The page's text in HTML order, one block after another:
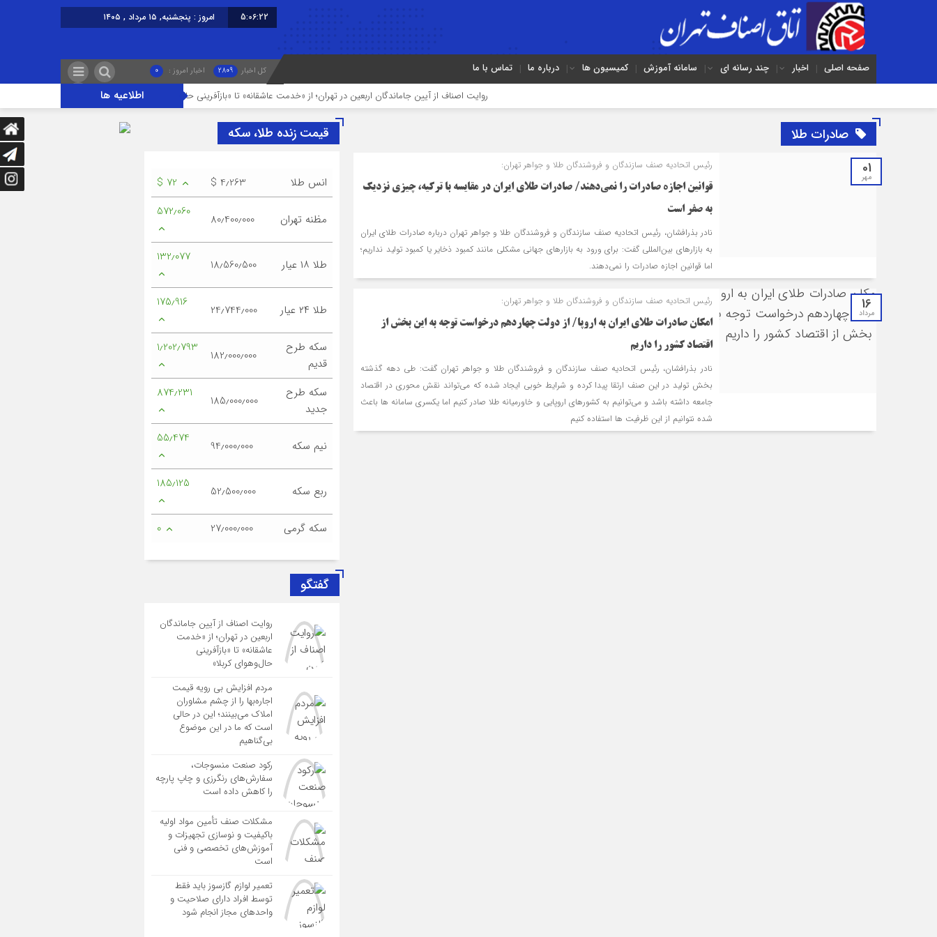
5:06:22 امروز : پنجشنبه, ۱۵ مرداد , ۱۴۰۵
صفحه اصلی اخبار چند رسانه ای سامانه آموزش کمیسیون ها درباره ما تماس با ما کل اخبار 2809 اخبار امروز : 0
اطلاعیه ها روایت اصناف از آیین جاماندگان اربعین در تهران؛ از «خدمت عاشقانه» تا «بازآفرینی حال‌وهوای کربلا» نوسازی صنعت، ارتقای کیفیت و
صادرات طلا
01
مهر
رئیس اتحادیه صنف سازندگان و فروشندگان طلا و جواهر تهران:
قوانین اجازه صادرات را نمی‌دهند/ صادرات طلای ایران در مقایسه با ترکیه، چیزی نزدیک
به صفر است
نادر بذرافشان، رئیس اتحادیه صنف سازندگان و فروشندگان طلا و جواهر تهران درباره صادرات طلای ایران
به بازارهای بین‌المللی گفت: برای ورود به بازارهای جهانی مشکلی مانند کمبود ذخایر یا کمبود تولید نداریم؛
اما قوانین اجازه صادرات را نمی‌دهند.
16
مرداد
رئیس اتحادیه صنف سازندگان و فروشندگان طلا و جواهر تهران:
امکان صادرات طلای ایران به اروپا/ از دولت چهاردهم درخواست توجه به این بخش از
اقتصاد کشور را داریم
نادر بذرافشان، رئیس اتحادیه صنف سازندگان و فروشندگان طلا و جواهر تهران گفت: طی دهه گذشته
بخش تولید در این صنف ارتقا پیدا کرده و شرایط خوبی ایجاد شده که می‌تواند نقش محوری در اقتصاد
جامعه داشته باشد و می‌توانیم به کشورهای اروپایی و خاورمیانه طلا صادر کنیم اما یکسری سامانه ها باعث
شده نتوانیم از این ظرفیت ها استفاده کنیم
قیمت زنده طلا، سکه
انس طلا $ 4٫263 $ 72
مظنه تهران 80٫400٫000 572٫060
طلا ۱۸ عیار 18٫560٫500 132٫077
طلا ۲۴ عیار 24٫744٫000 175٫916
سکه طرح
قدیم
182٫000٫000 1٫202٫793
سکه طرح
جدید
185٫000٫000 874٫231
نیم سکه 94٫000٫000 55٫474
ربع سکه 52٫500٫000 185٫125
سکه گرمی 27٫000٫000 0
گفتگو
روایت اصناف از آیین جاماندگان
اربعین در تهران؛ از «خدمت
عاشقانه» تا «بازآفرینی
حال‌وهوای کربلا»
مردم افزایش بی رویه قیمت
اجاره‌بها را از چشم مشاوران
املاک می‌بینند؛ این در حالی
است که ما در این موضوع
بی‌گناهیم
رکود صنعت منسوجات،
سفارش‌های رنگرزی و چاپ پارچه
را کاهش داده است
مشکلات صنف تأمین مواد اولیه
باکیفیت و نوسازی تجهیزات و
آموزش‌های تخصصی و فنی
است
تعمیر لوازم گازسوز باید فقط
توسط افراد دارای صلاحیت و
واحدهای مجاز انجام شود